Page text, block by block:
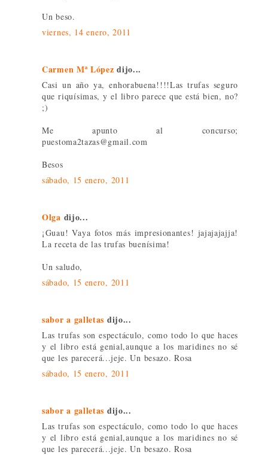
Un beso.
viernes, 14 enero, 2011
Carmen Mª López dijo...
Casi un año ya, enhorabuena!!!!Las trufas seguro
que riquísimas, y el libro parece que está bien, no?
;)
Me apunto al concurso;
puestoma2tazas@gmail.com
Besos
sábado, 15 enero, 2011
Olga dijo...
¡Guau! Vaya fotos más impresionantes! jajajajajja!
La receta de las trufas buenísima!
Un saludo,
sábado, 15 enero, 2011
sabor a galletas dijo...
Las trufas son espectáculo, como todo lo que haces
y el libro está genial,aunque a los maridines no sé
que les parecerá...jeje. Un besazo. Rosa
sábado, 15 enero, 2011
sabor a galletas dijo...
Las trufas son espectáculo, como todo lo que haces
y el libro está genial,aunque a los maridines no sé
que les parecerá...jeje. Un besazo. Rosa